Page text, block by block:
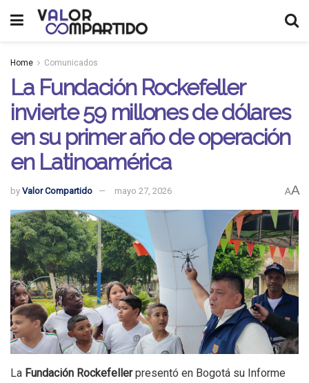
Home Comunicados
La Fundación Rockefeller
invierte 59 millones de dólares
en su primer año de operación
en Latinoamérica
by Valor Compartido mayo 27, 2026 AA
La Fundación Rockefellerpresentó en Bogotá su Informe